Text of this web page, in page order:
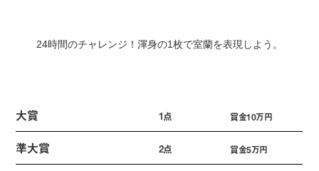
24時間のチャレンジ！渾身の1枚で室蘭を表現しよう。
大賞 1点 賞金10万円
準大賞 2点 賞金5万円